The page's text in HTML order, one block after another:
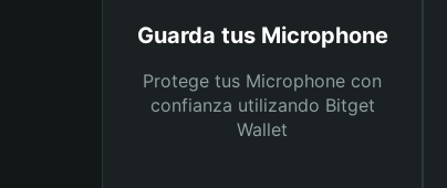
Guarda tus Microphone
Protege tus Microphone con
confianza utilizando Bitget
Wallet